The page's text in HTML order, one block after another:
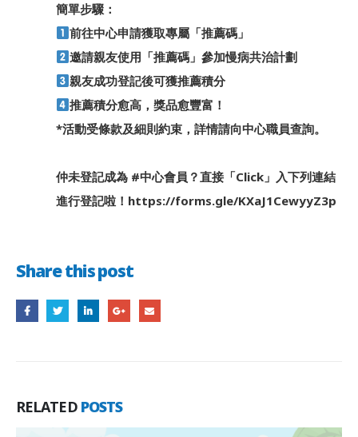
簡單步驟：
前往中心申請獲取專屬「推薦碼」
邀請親友使用「推薦碼」參加慢病共治計劃
親友成功登記後可獲推薦積分
推薦積分愈高，獎品愈豐富！
*活動受條款及細則約束，詳情請向中心職員查詢。
仲未登記成為 #中心會員 ？直接「Click」入下列連結
進行登記啦！https://forms.gle/KXaJ1CewyyZ3p
Share this post
RELATED POSTS